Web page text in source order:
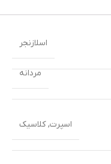
مردانه
اسپرت,کلاسیک
اسلازنجر